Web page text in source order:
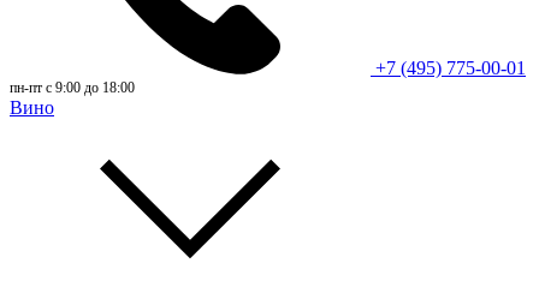
+7 (495) 775-00-01
пн-пт с 9:00 до 18:00
Вино